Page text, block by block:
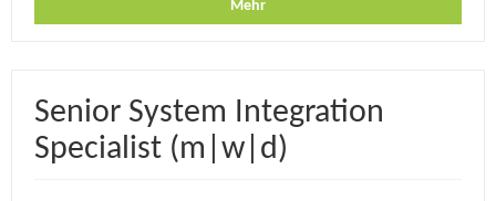
Mehr
Senior System Integration
Specialist (m|w|d)